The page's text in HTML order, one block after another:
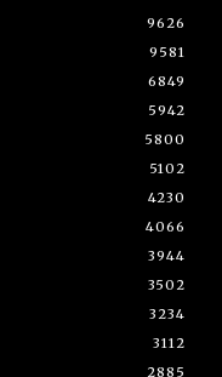
9626
9581
6849
5942
5800
5102
4230
4066
3944
3502
3234
3112
2885